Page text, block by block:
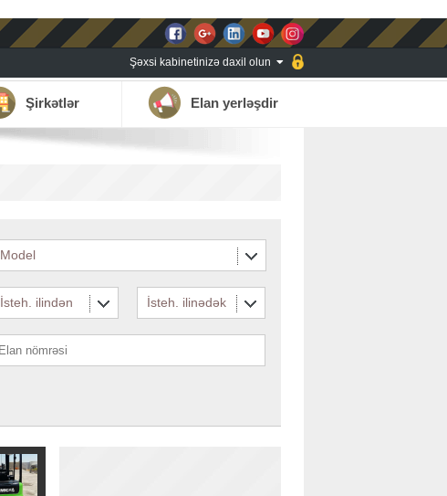
Şəxsi kabinetinizə daxil olun
Şirkətlər Elan yerləşdir
Model
İsteh. ilindən İsteh. ilinədək